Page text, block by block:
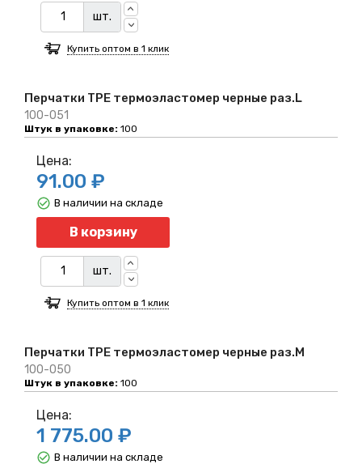
Перчатки TPE термоэластомер черные раз.L
100-051
Штук в упаковке: 100
шт.
Купить оптом в 1 клик
Перчатки TPE термоэластомер черные раз.M
100-050
Штук в упаковке: 100
Цена:
91.00 ₽
В корзину
шт.
В наличии на складе
Купить оптом в 1 клик
Цена:
1 775.00 ₽
В наличии на складе